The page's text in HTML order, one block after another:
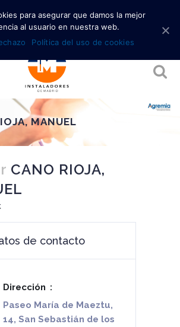
MANUEL
CANO RIOJA,
de contacto
Dirección
Paseo María de Maeztu,
14, San Sebastián de los
para asegurar que damos la mejor
al usuario en nuestra web.
Política del uso de cookies